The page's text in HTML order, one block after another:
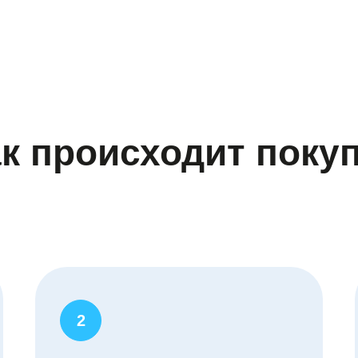
происходит